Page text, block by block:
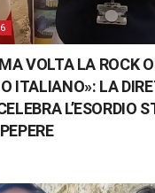
VOLTA LA ROCK
ITALIANO»: LA
L’ESORDIO